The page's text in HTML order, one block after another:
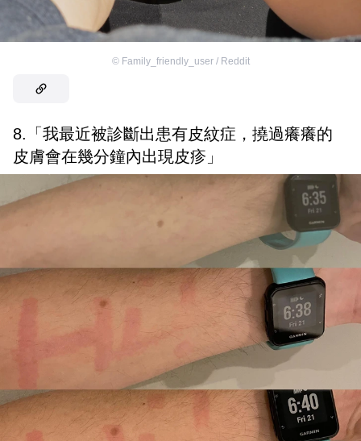
© Family_friendly_user / Reddit
8.「我最近被診斷出患有皮紋症，撓過癢癢的
皮膚會在幾分鐘內出現皮疹」